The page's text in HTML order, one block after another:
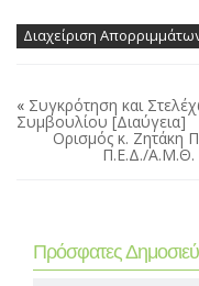
Διαχείριση
« Συγκρότηση και
Συμβουλίου [Διαύγεια]
Ορισμός κ. Ζητάκη
Π.Ε.Δ./Α.Μ.Θ.
Πρόσφατες